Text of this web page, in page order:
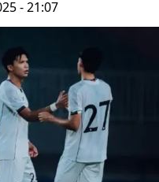
- 21:07